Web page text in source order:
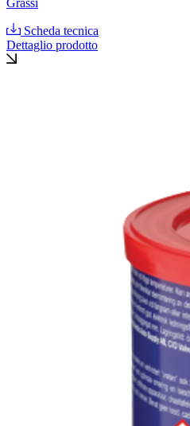
Grassi
Scheda tecnica
Dettaglio prodotto